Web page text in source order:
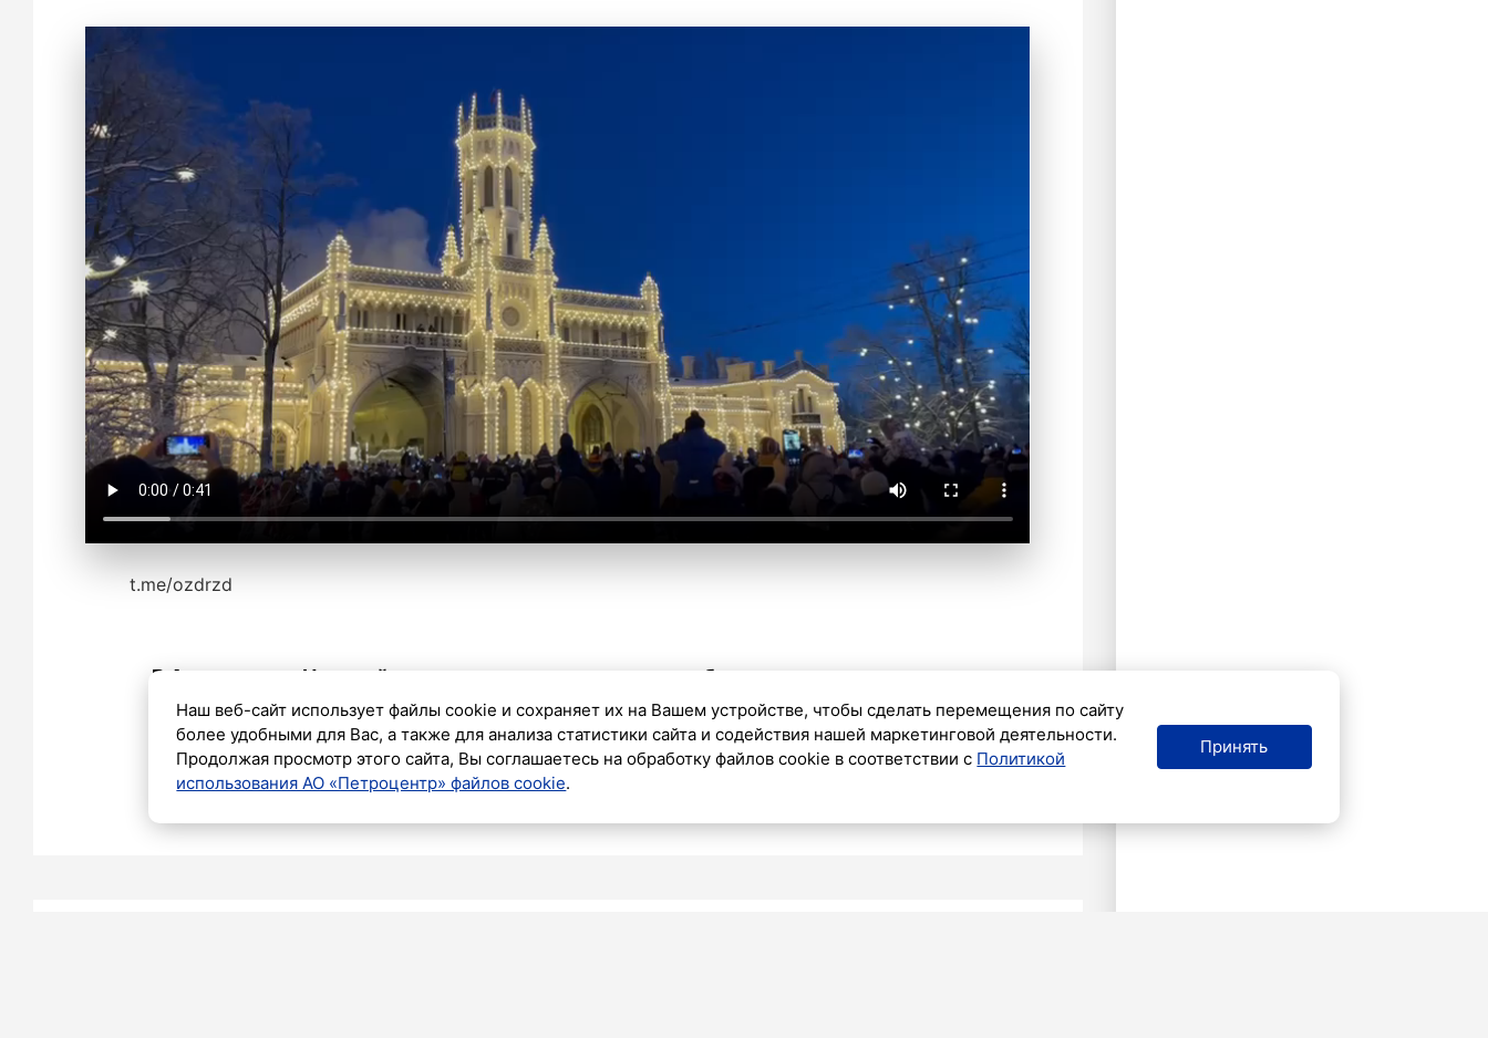
t.me/ozdrzd
В Александро-Невской лавре прошло торжественное богослужение по случаю
Рождества Христова
7 января 2024
Наш веб-сайт использует файлы cookie и сохраняет их на Вашем устройстве, чтобы сделать перемещения по сайту
более удобными для Вас, а также для анализа статистики сайта и содействия нашей маркетинговой деятельности.
Продолжая просмотр этого сайта, Вы соглашаетесь на обработку файлов cookie в соответствии с Политикой
использования АО «Петроцентр» файлов cookie.
Принять